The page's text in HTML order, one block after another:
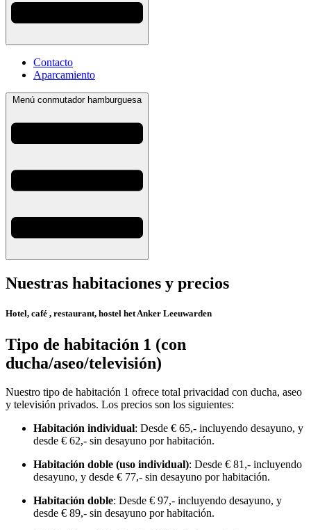
Contacto
Aparcamiento
Menú conmutador hamburguesa
Nuestras habitaciones y precios
Hotel, café , restaurant, hostel het Anker Leeuwarden
Tipo de habitación 1 (con
ducha/aseo/televisión)
Nuestro tipo de habitación 1 ofrece total privacidad con ducha, aseo
y televisión privados. Los precios son los siguientes:
Habitación individual: Desde € 65,- incluyendo desayuno, y
desde € 62,- sin desayuno por habitación.
Habitación doble (uso individual): Desde € 81,- incluyendo
desayuno, y desde € 77,- sin desayuno por habitación.
Habitación doble: Desde € 97,- incluyendo desayuno, y
desde € 89,- sin desayuno por habitación.